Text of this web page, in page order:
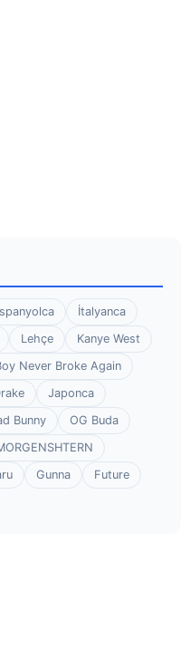
İtalyanca
Lehçe
Kanye West
Never Broke Again
Japonca
Bunny
OG Buda
Gunna
Future